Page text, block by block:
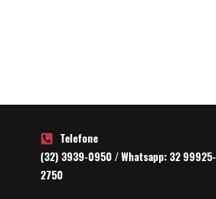
Telefone
(32) 3939-0950 / Whatsapp: 32 99925-
2750